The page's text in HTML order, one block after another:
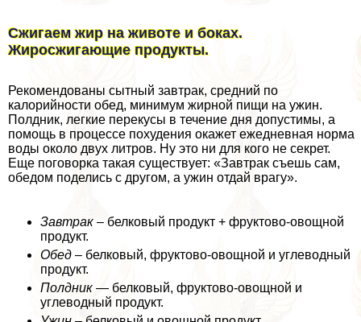
Сжигаем жир на животе и боках.
Жиросжигающие продукты.
Рекомендованы сытный завтpaк, средний по
калорийности обед, минимум жирной пищи на ужин.
Полдник, легкие перекусы в течение дня допустимы, а
помощь в процессе похудения окажет ежедневная норма
воды около двух литров. Ну это ни для кого не секрет.
Еще поговорка такая существует: «Завтpaк съешь сам,
обедом поделись с другом, а ужин отдай врагу».
Завтpaк – белковый продукт + фруктово-овощной
продукт.
Обед – белковый, фруктово-овощной и углеводный
продукт.
Полдник — белковый, фруктово-овощной и
углеводный продукт.